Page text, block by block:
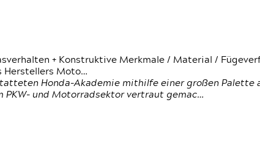
+ Konstruktive Merkmale / Material /
Herstellers Moto…
Honda-Akademie mithilfe einer großen Palette
PKW- und Motorradsektor vertraut gemac…